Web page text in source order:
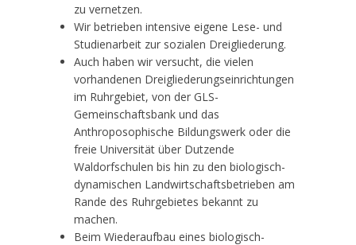
zu vernetzen.
Wir betrieben intensive eigene Lese- und
Studienarbeit zur sozialen Dreigliederung.
Auch haben wir versucht, die vielen
vorhandenen Dreigliederungseinrichtungen
im Ruhrgebiet, von der GLS-
Gemeinschaftsbank und das
Anthroposophische Bildungswerk oder die
freie Universität über Dutzende
Waldorfschulen bis hin zu den biologisch-
dynamischen Landwirtschaftsbetrieben am
Rande des Ruhrgebietes bekannt zu
machen.
Beim Wiederaufbau eines biologisch-